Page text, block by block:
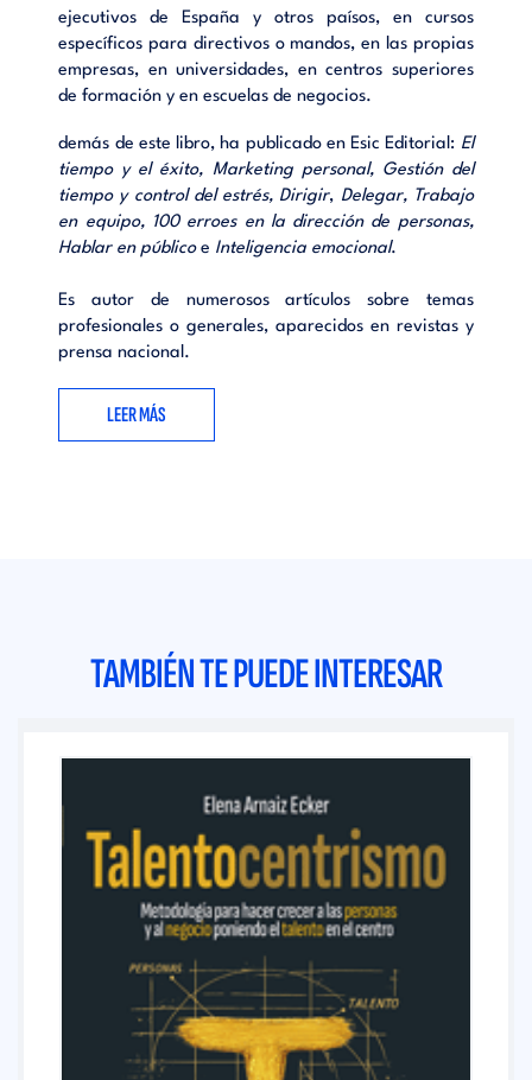
ejecutivos de España y otros paísos, en cursos
específicos para directivos o mandos, en las propias
empresas, en universidades, en centros superiores
de formación y en escuelas de negocios.
demás de este libro, ha publicado en Esic Editorial: El
tiempo y el éxito, Marketing personal, Gestión del
tiempo y control del estrés, Dirigir, Delegar, Trabajo
en equipo, 100 erroes en la dirección de personas,
Hablar en públicoe Inteligencia emocional.
Es autor de numerosos artículos sobre temas
profesionales o generales, aparecidos en revistas y
prensa nacional.
LEER MÁS
TAMBIÉN TE PUEDE INTERESAR